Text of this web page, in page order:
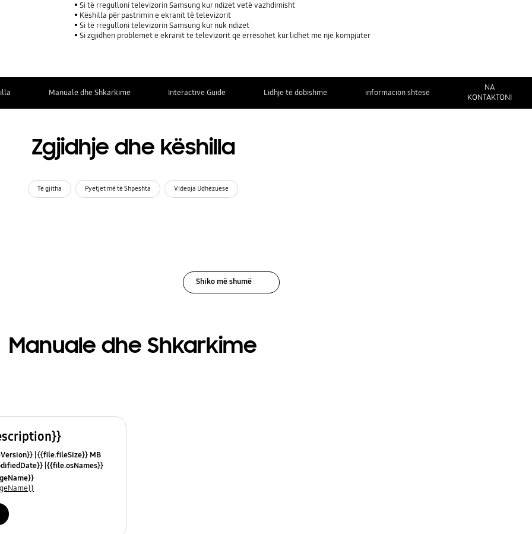
Si të rregulloni televizorin Samsung kur ndizet vetë vazhdimisht
Këshilla për pastrimin e ekranit të televizorit
Si të rregulloni televizorin Samsung kur nuk ndizet
Si zgjidhen problemet e ekranit të televizorit që errësohet kur lidhet me një kompjuter
Manuale dhe Shkarkime Interactive Guide Lidhje të dobishme informacion shtesë
NA
KONTAKTONI
Zgjidhje dhe këshilla
Të gjitha Pyetjet më të Shpeshta Videoja Udhëzuese
Shiko më shumë
Manuale dhe Shkarkime
{{file.fileSize}} MB
{{file.osNames}}